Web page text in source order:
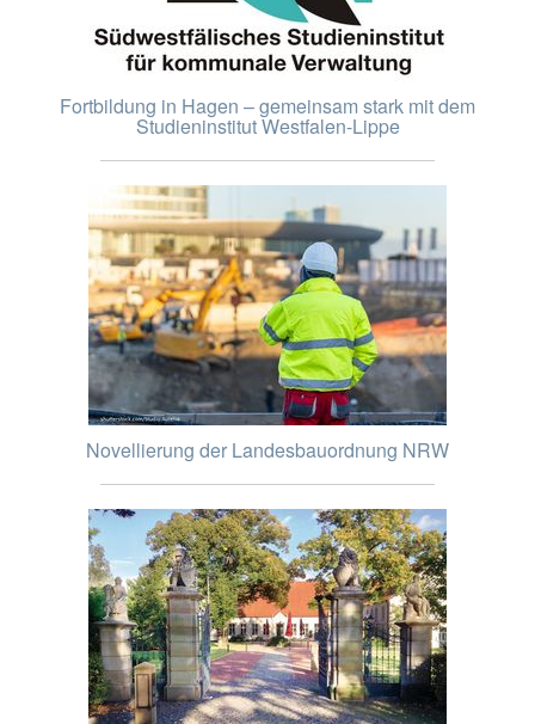
Fortbildung in Hagen – gemeinsam stark mit dem
Studieninstitut Westfalen-Lippe
Novellierung der Landesbauordnung NRW